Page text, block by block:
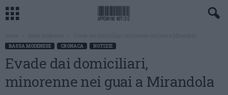
BASSA MODENESE CRONACA NOTIZIE
Evade dai domiciliari,
minorenne nei guai a Mirandola